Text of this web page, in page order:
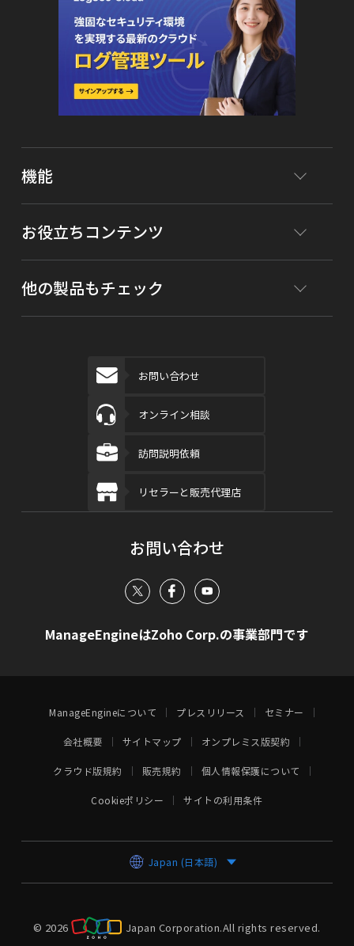
機能
お役立ちコンテンツ
他の製品もチェック
お問い合わせ
オンライン相談
訪問説明依頼
リセラーと販売代理店
お問い合わせ
ManageEngineはZoho Corp.の事業部門です
ManageEngineについて プレスリリース セミナー
会社概要 サイトマップ オンプレミス版契約
クラウド版規約 販売規約 個人情報保護について
Cookieポリシー サイトの利用条件
Japan (日本語)
© 2026 Japan Corporation.All rights reserved.